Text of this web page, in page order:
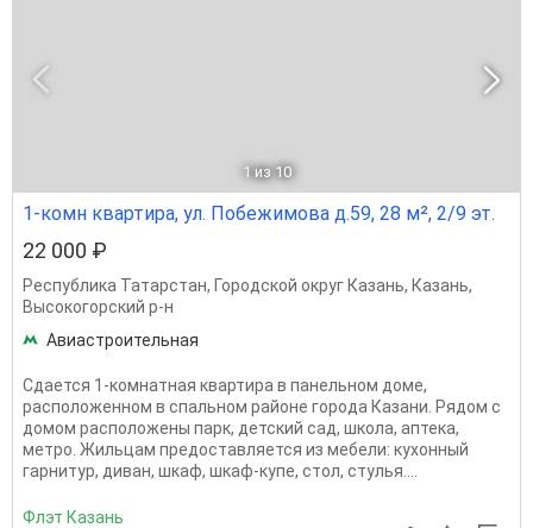
1 из 10
1-комн квартира, ул. Побежимова д.59, 28 м², 2/9 эт.
22 000 ₽
Республика Татарстан, Городской округ Казань, Казань,
Высокогорский р-н
Авиастроительная
Сдается 1-комнатная квартира в панельном доме,
расположенном в спальном районе города Казани. Рядом с
домом расположены парк, детский сад, школа, аптека,
метро. Жильцам предоставляется из мебели: кухонный
гарнитур, диван, шкаф, шкаф-купе, cтол, стулья....
Флэт Казань